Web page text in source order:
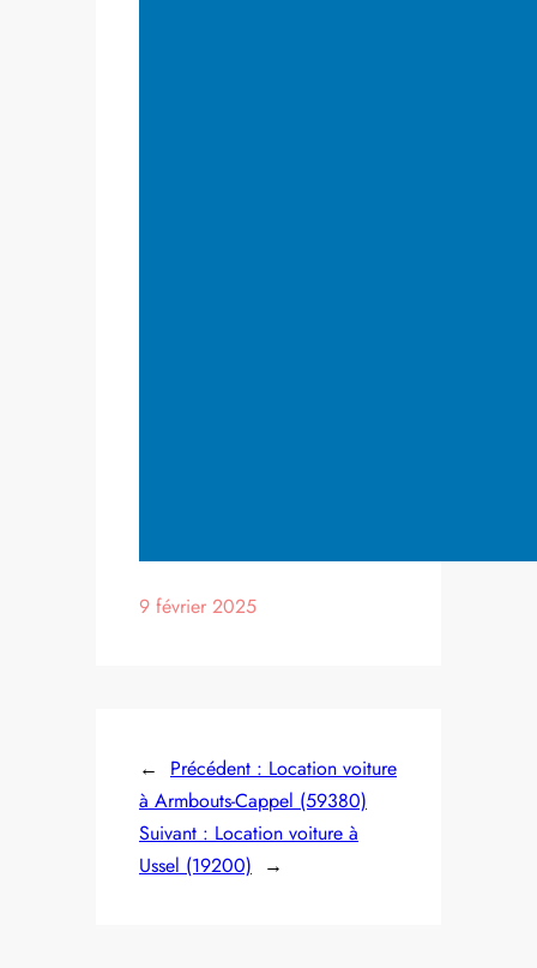
9 février 2025
← Précédent : Location voiture
à Armbouts-Cappel (59380)
Suivant : Location voiture à
Ussel (19200)
→